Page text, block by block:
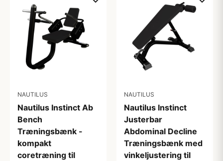
NAUTILUS
Nautilus Instinct Ab
Bench
Træningsbænk -
kompakt
coretræning til
NAUTILUS
Nautilus Instinct
Justerbar
Abdominal Decline
Træningsbænk med
vinkeljustering til